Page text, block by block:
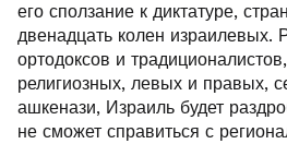
его сползание к диктатуре,
двенадцать колен израилевых.
ортодоксов и
религиозных, левых и правых,
ашкенази, Израиль будет
не сможет справиться с